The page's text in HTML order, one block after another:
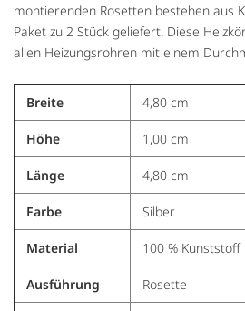
montierenden Rosetten bestehen aus
Paket zu 2 Stück geliefert. Diese
allen Heizungsrohren mit einem
Breite 4,80 cm
Höhe 1,00 cm
Länge 4,80 cm
Farbe Silber
Material 100 % Kunststoff
Ausführung Rosette